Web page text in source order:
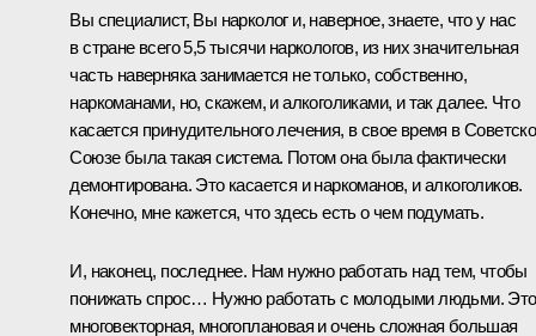
Вы специалист, Вы нарколог и, наверное, знаете, что у нас
в стране всего 5,5 тысячи наркологов, из них значительная
часть наверняка занимается не только, собственно,
наркоманами, но, скажем, и алкоголиками, и так далее. Что
касается принудительного лечения, в свое время в
Союзе была такая система. Потом она была фактически
демонтирована. Это касается и наркоманов, и алкоголиков.
Конечно, мне кажется, что здесь есть о чем подумать.
И, наконец, последнее. Нам нужно работать над тем, чтобы
понижать спрос… Нужно работать с молодыми людьми. Это
многовекторная, многоплановая и очень сложная большая